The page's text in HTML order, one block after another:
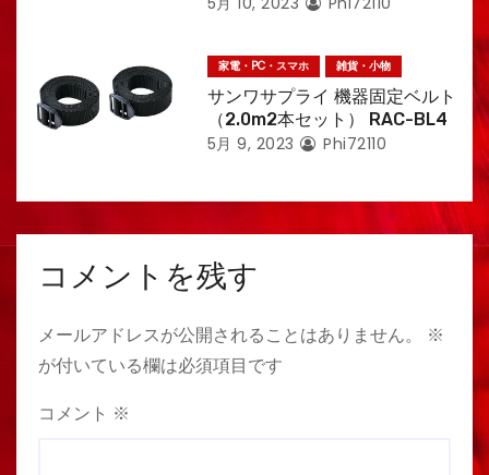
家電・PC・スマホ 雑貨・小物
サンワサプライ 機器固定ベルト
（2.0m2本セット） RAC-BL4
5月 9, 2023 Phi72110
コメントを残す
メールアドレスが公開されることはありません。
※
が付いている欄は必須項目です
コメント ※